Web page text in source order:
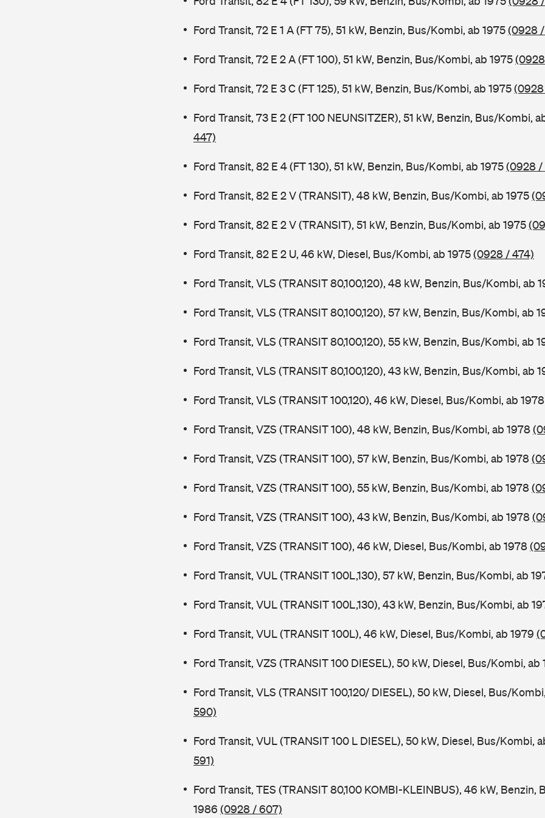
Ford Transit, 72 E 1 A (FT 75), 51 kW, Benzin, Bus/Kombi, ab 1975(0928
Ford Transit, 72 E 2 A (FT 100), 51 kW, Benzin, Bus/Kombi, ab 1975
Ford Transit, 72 E 3 C (FT 125), 51 kW, Benzin, Bus/Kombi, ab 1975
Ford Transit, 73 E 2 (FT 100 NEUNSITZER), 51 kW, Benzin, Bus/Kombi,
447)
Ford Transit, 82 E 4 (FT 130), 51 kW, Benzin, Bus/Kombi, ab 1975(0928 /
Ford Transit, 82 E 2 V (TRANSIT), 48 kW, Benzin, Bus/Kombi, ab 1975
Ford Transit, 82 E 2 V (TRANSIT), 51 kW, Benzin, Bus/Kombi, ab 1975
Ford Transit, 82 E 2 U, 46 kW, Diesel, Bus/Kombi, ab 1975(0928 / 474)
Ford Transit, VLS (TRANSIT 80,100,120), 48 kW, Benzin, Bus/Kombi, ab
Ford Transit, VLS (TRANSIT 80,100,120), 57 kW, Benzin, Bus/Kombi, ab
Ford Transit, VLS (TRANSIT 80,100,120), 55 kW, Benzin, Bus/Kombi, ab
Ford Transit, VLS (TRANSIT 80,100,120), 43 kW, Benzin, Bus/Kombi, ab
Ford Transit, VLS (TRANSIT 100,120), 46 kW, Diesel, Bus/Kombi, ab
Ford Transit, VZS (TRANSIT 100), 48 kW, Benzin, Bus/Kombi, ab 1978
Ford Transit, VZS (TRANSIT 100), 57 kW, Benzin, Bus/Kombi, ab 1978
Ford Transit, VZS (TRANSIT 100), 55 kW, Benzin, Bus/Kombi, ab 1978
Ford Transit, VZS (TRANSIT 100), 43 kW, Benzin, Bus/Kombi, ab 1978
Ford Transit, VZS (TRANSIT 100), 46 kW, Diesel, Bus/Kombi, ab 1978
Ford Transit, VUL (TRANSIT 100L,130), 57 kW, Benzin, Bus/Kombi, ab
Ford Transit, VUL (TRANSIT 100L,130), 43 kW, Benzin, Bus/Kombi, ab
Ford Transit, VUL (TRANSIT 100L), 46 kW, Diesel, Bus/Kombi, ab 1979
Ford Transit, VZS (TRANSIT 100 DIESEL), 50 kW, Diesel, Bus/Kombi,
Ford Transit, VLS (TRANSIT 100,120/ DIESEL), 50 kW, Diesel, Bus/
590)
Ford Transit, VUL (TRANSIT 100 L DIESEL), 50 kW, Diesel, Bus/Kombi,
591)
Ford Transit, TES (TRANSIT 80,100 KOMBI-KLEINBUS), 46 kW, Benzin,
1986 (0928 / 607)